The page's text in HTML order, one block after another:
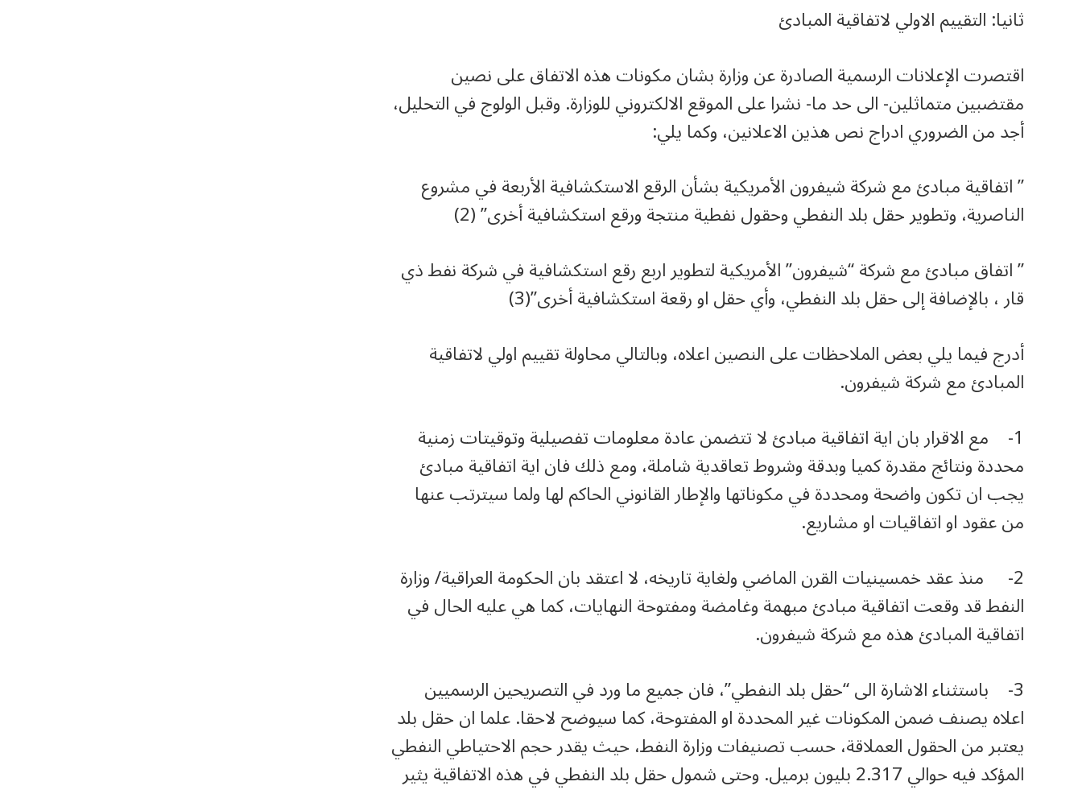
ثانيا: التقييم الاولي لاتفاقية المبادئ
اقتصرت الإعلانات الرسمية الصادرة عن وزارة بشان مكونات هذه الاتفاق على نصين
مقتضبين متماثلين- الى حد ما- نشرا على الموقع الالكتروني للوزارة. وقبل الولوج في التحليل،
أجد من الضروري ادراج نص هذين الاعلانين، وكما يلي:
” اتفاقية مبادئ مع شركة شيفرون الأمريكية بشأن الرقع الاستكشافية الأربعة في مشروع
الناصرية، وتطوير حقل بلد النفطي وحقول نفطية منتجة ورقع استكشافية أخرى” (2)
” اتفاق مبادئ مع شركة “شيفرون” الأمريكية لتطوير اربع رقع استكشافية في شركة نفط ذي
قار ، بالإضافة إلى حقل بلد النفطي، وأي حقل او رقعة استكشافية أخرى”(3)
أدرج فيما يلي بعض الملاحظات على النصين اعلاه، وبالتالي محاولة تقييم اولي لاتفاقية
المبادئ مع شركة شيفرون.
1- مع الاقرار بان اية اتفاقية مبادئ لا تتضمن عادة معلومات تفصيلية وتوقيتات زمنية
محددة ونتائج مقدرة كميا وبدقة وشروط تعاقدية شاملة، ومع ذلك فان اية اتفاقية مبادئ
يجب ان تكون واضحة ومحددة في مكوناتها والإطار القانوني الحاكم لها ولما سيترتب عنها
من عقود او اتفاقيات او مشاريع.
2- منذ عقد خمسينيات القرن الماضي ولغاية تاريخه، لا اعتقد بان الحكومة العراقية/ وزارة
النفط قد وقعت اتفاقية مبادئ مبهمة وغامضة ومفتوحة النهايات، كما هي عليه الحال في
اتفاقية المبادئ هذه مع شركة شيفرون.
3- باستثناء الاشارة الى “حقل بلد النفطي”، فان جميع ما ورد في التصريحين الرسميين
اعلاه يصنف ضمن المكونات غير المحددة او المفتوحة، كما سيوضح لاحقا. علما ان حقل بلد
يعتبر من الحقول العملاقة، حسب تصنيفات وزارة النفط، حيث يقدر حجم الاحتياطي النفطي
المؤكد فيه حوالي 2.317 بليون برميل. وحتى شمول حقل بلد النفطي في هذه الاتفاقية يثير